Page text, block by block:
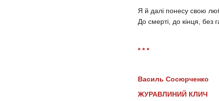
Я й далі понесу свою
До смерті, до кінця, без
* * *
Василь Сосюрченко
ЖУРАВЛИНИЙ КЛИЧ